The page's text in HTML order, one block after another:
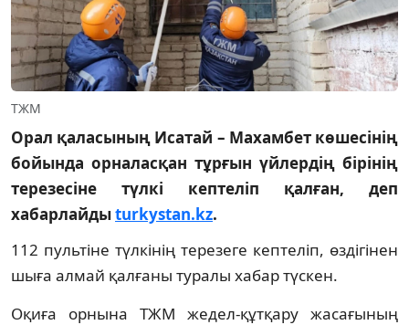
ТЖМ
Орал қаласының Исатай – Махамбет көшесінің
бойында орналасқан тұрғын үйлердің бірінің
терезесіне түлкі кептеліп қалған, деп
хабарлайдыturkystan.kz.
112 пультіне түлкінің терезеге кептеліп, өздігінен
шыға алмай қалғаны туралы хабар түскен.
Оқиға орнына ТЖМ жедел-құтқару жасағының